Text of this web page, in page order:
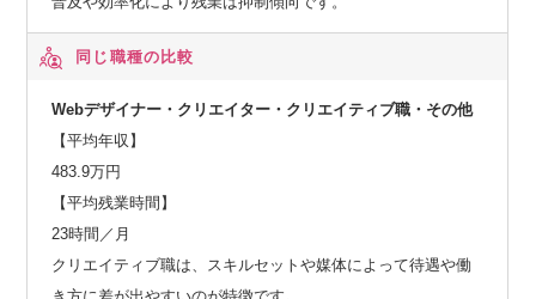
同じ職種の比較
Webデザイナー・クリエイター・クリエイティブ職・その他
【平均年収】
483.9万円
【平均残業時間】
23時間／月
クリエイティブ職は、スキルセットや媒体によって待遇や働